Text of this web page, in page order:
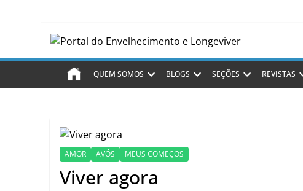
QUEM SOMOS BLOGS SEÇÕES REVISTAS
AMOR AVÓS MEUS COMEÇOS
Viver agora